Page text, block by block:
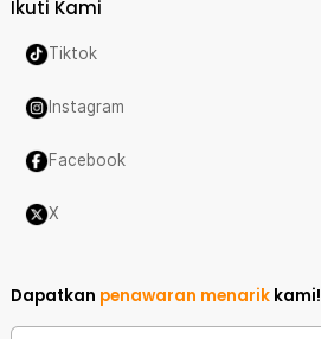
Ikuti Kami
Tiktok
Instagram
Facebook
X
Dapatkan penawaran menarik kami!